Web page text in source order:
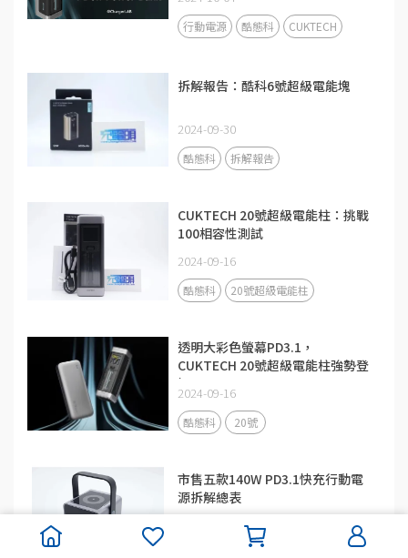
行動電源 酷態科 CUKTECH
拆解報告：酷科6號超級電能塊
2024-09-30
酷態科 拆解報告
CUKTECH 20號超級電能柱：挑戰
100相容性測試
2024-09-16
酷態科 20號超級電能柱
透明大彩色螢幕PD3.1，
CUKTECH 20號超級電能柱強勢登
場
2024-09-16
酷態科 20號
市售五款140W PD3.1快充行動電
源拆解總表